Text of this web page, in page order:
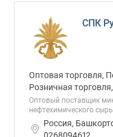
СПК
Оптовая торговля,
Розничная
Оптовый поставщик
нефтехимического
Россия,